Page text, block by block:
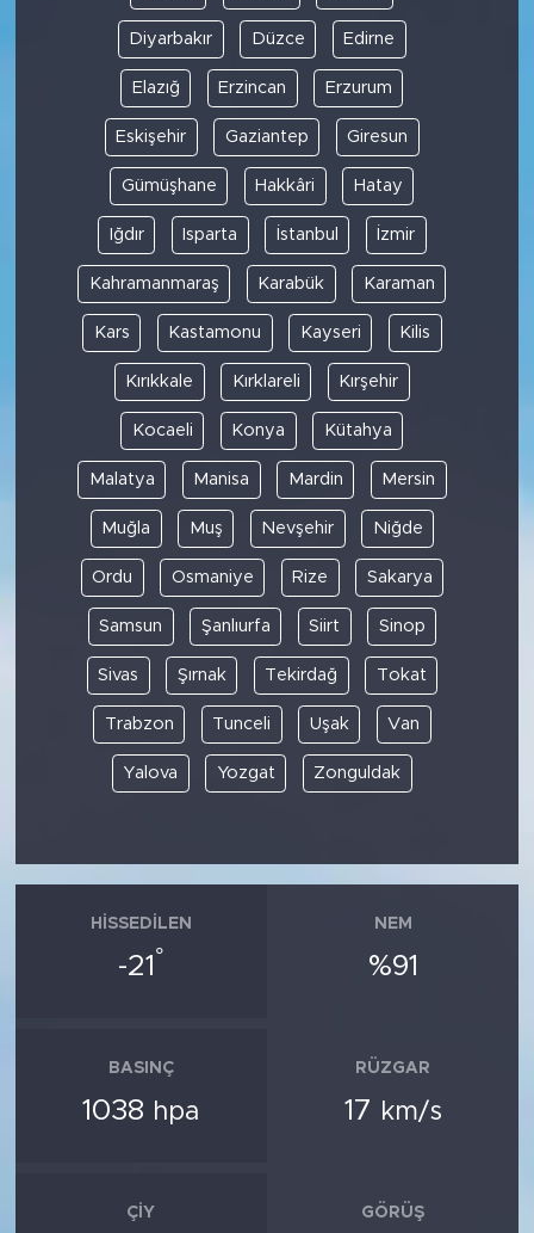
Diyarbakır Düzce Edirne
Elazığ Erzincan Erzurum
Eskişehir Gaziantep Giresun
Gümüşhane Hakkâri Hatay
Iğdır Isparta İstanbul İzmir
Kahramanmaraş Karabük Karaman
Kars Kastamonu Kayseri Kilis
Kırıkkale Kırklareli Kırşehir
Kocaeli Konya Kütahya
Malatya Manisa Mardin Mersin
Muğla Muş Nevşehir Niğde
Ordu Osmaniye Rize Sakarya
Samsun Şanlıurfa Siirt Sinop
Sivas Şırnak Tekirdağ Tokat
Trabzon Tunceli Uşak Van
Yalova Yozgat Zonguldak
HISSEDILEN
-21 °
NEM
%91
BASINÇ
1038 hpa
RÜZGAR
17 km/s
ÇIY GÖRÜŞ